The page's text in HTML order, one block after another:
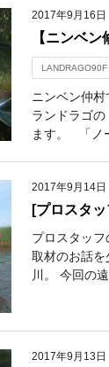
2017年9月16日
【ニンベ
LANDRAGO90F
ニンベン仲
ランドラゴ
ます。 「ノ
2017年9月14日
[プロスタ
プロスタッ
取材のお話
川。 今回の
2017年9月13日